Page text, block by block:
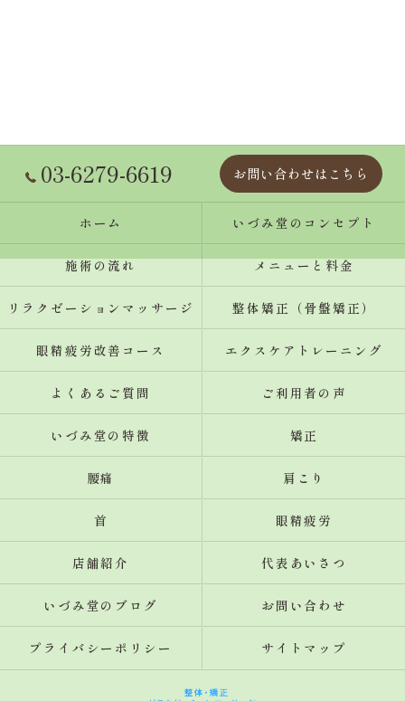
03-6279-6619 お問い合わせはこちら
ホーム いづみ堂のコンセプト
施術の流れ メニューと料金
リラクゼーションマッサージ 整体矯正（骨盤矯正）
眼精疲労改善コース エクスケアトレーニング
よくあるご質問 ご利用者の声
いづみ堂の特徴 矯正
腰痛 肩こり
首 眼精疲労
店舗紹介 代表あいさつ
いづみ堂のブログ お問い合わせ
プライバシーポリシー サイトマップ